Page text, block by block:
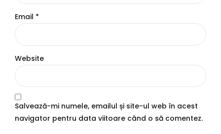
Email *
Website
Salvează-mi numele, emailul și site-ul web în acest
navigator pentru data viitoare când o să comentez.